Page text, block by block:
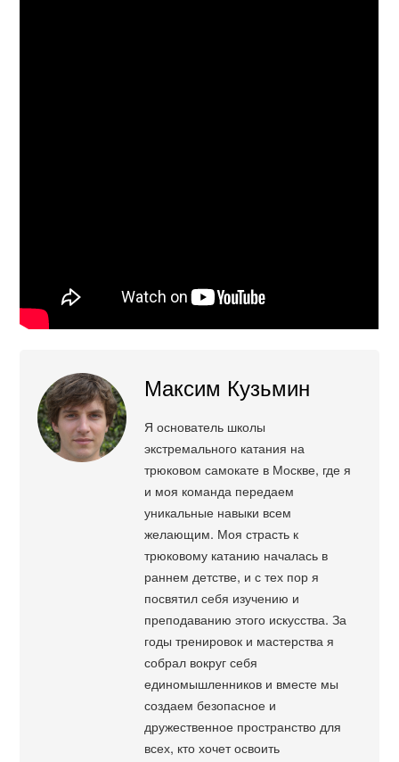
Максим Кузьмин
Я основатель школы
экстремального катания на
трюковом самокате в Москве, где я
и моя команда передаем
уникальные навыки всем
желающим. Моя страсть к
трюковому катанию началась в
раннем детстве, и с тех пор я
посвятил себя изучению и
преподаванию этого искусства. За
годы тренировок и мастерства я
собрал вокруг себя
единомышленников и вместе мы
создаем безопасное и
дружественное пространство для
всех, кто хочет освоить